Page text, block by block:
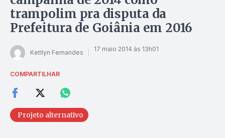
trampolim pra disputa da
Prefeitura de Goiânia em 2016
Ketllyn Fernandes 17 maio 2014 às 13h01
COMPARTILHAR
Projeto alternativo